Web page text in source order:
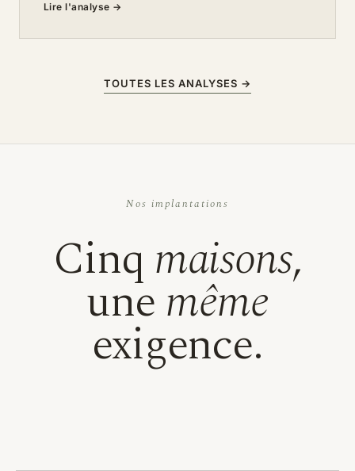
Lire l'analyse →
TOUTES LES ANALYSES →
Nos implantations
Cinq maisons,
unemême
exigence.